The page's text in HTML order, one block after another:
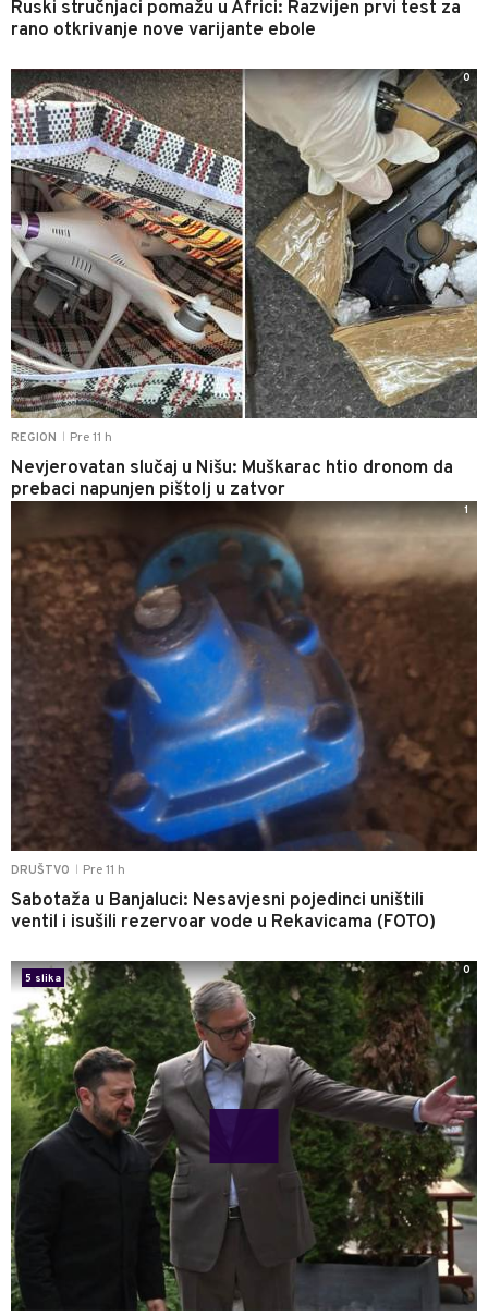
Ruski stručnjaci pomažu u Africi: Razvijen prvi test za
rano otkrivanje nove varijante ebole
REGION Pre 11 h
Nevjerovatan slučaj u Nišu: Muškarac htio dronom da
prebaci napunjen pištolj u zatvor
0
DRUŠTVO Pre 11 h
Sabotaža u Banjaluci: Nesavjesni pojedinci uništili
ventil i isušili rezervoar vode u Rekavicama (FOTO)
1
5 slika
0